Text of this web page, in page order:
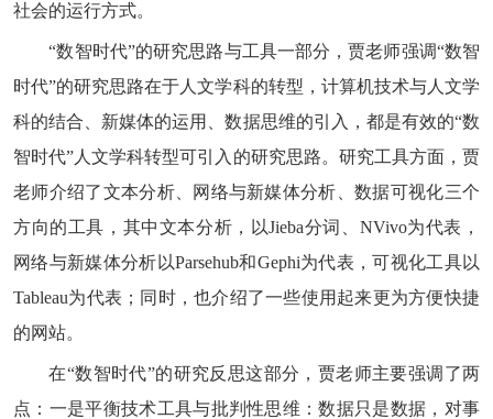
社会的运行方式。
“数智时代”的研究思路与工具一部分，贾老师强调“数智
时代”的研究思路在于人文学科的转型，计算机技术与人文学
科的结合、新媒体的运用、数据思维的引入，都是有效的“数
智时代”人文学科转型可引入的研究思路。研究工具方面，贾
老师介绍了文本分析、网络与新媒体分析、数据可视化三个
方向的工具，其中文本分析，以Jieba分词、NVivo为代表，
网络与新媒体分析以Parsehub和Gephi为代表，可视化工具以
Tableau为代表；同时，也介绍了一些使用起来更为方便快捷
的网站。
在“数智时代”的研究反思这部分，贾老师主要强调了两
点：一是平衡技术工具与批判性思维：数据只是数据，对事